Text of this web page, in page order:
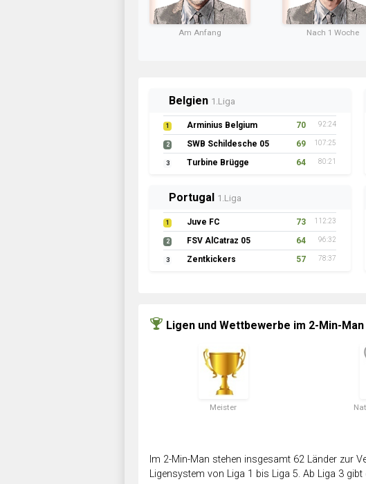
Am Anfang Nach 1 Woche
Belgien 1.Liga
1 Arminius Belgium 70 92:24
2 SWB Schildesche 05 69 107:25
3 Turbine Brügge 64 80:21
Portugal 1.Liga
1 Juve FC 73 112:23
2 FSV AlCatraz 05 64 96:32
3 Zentkickers 57 78:37
Ligen und Wettbewerbe im 2-Min-Man
Meister
Im 2-Min-Man stehen insgesamt 62 Länder zur
Ligensystem von Liga 1 bis Liga 5. Ab Liga 3